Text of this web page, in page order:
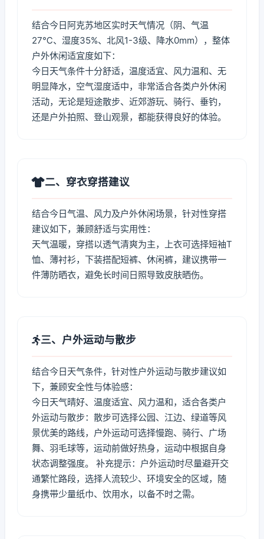
结合今日阿克苏地区实时天气情况（阴、气温
27℃、湿度35%、北风1-3级、降水0mm），整体
户外休闲适宜度如下：
今日天气条件十分舒适，温度适宜、风力温和、无
明显降水，空气湿度适中，非常适合各类户外休闲
活动，无论是短途散步、近郊游玩、骑行、垂钓，
还是户外拍照、登山观景，都能获得良好的体验。
二、穿衣穿搭建议
结合今日气温、风力及户外休闲场景，针对性穿搭
建议如下，兼顾舒适与实用性：
天气温暖，穿搭以透气清爽为主，上衣可选择短袖T
恤、薄衬衫，下装搭配短裤、休闲裤，建议携带一
件薄防晒衣，避免长时间日照导致皮肤晒伤。
三、户外运动与散步
结合今日天气条件，针对性户外运动与散步建议如
下，兼顾安全性与体验感：
今日天气晴好、温度适宜、风力温和，适合各类户
外运动与散步：散步可选择公园、江边、绿道等风
景优美的路线，户外运动可选择慢跑、骑行、广场
舞、羽毛球等，运动前做好热身，运动中根据自身
状态调整强度。 补充提示：户外运动时尽量避开交
通繁忙路段，选择人流较少、环境安全的区域，随
身携带少量纸巾、饮用水，以备不时之需。